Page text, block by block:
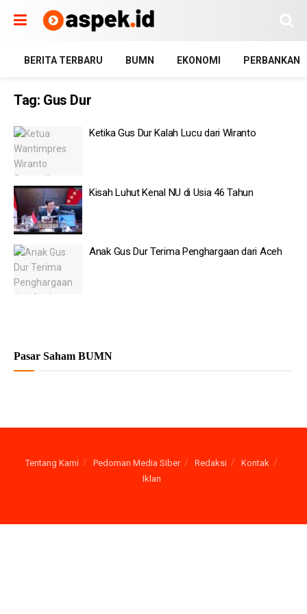
BERITA TERBARU BUMN EKONOMI PERBANKAN
Tag: Gus Dur
Ketika Gus Dur Kalah Lucu dari Wiranto
Kisah Luhut Kenal NU di Usia 46 Tahun
Anak Gus Dur Terima Penghargaan dari Aceh
Pasar Saham BUMN
Tentang Kami Pedoman Media Siber Redaksi
Kontak
Iklan